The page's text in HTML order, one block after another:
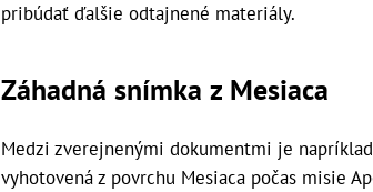
pribúdať ďalšie odtajnené materiály.
Záhadná snímka z Mesiaca
Medzi zverejnenými dokumentmi je
vyhotovená z povrchu Mesiaca počas misie